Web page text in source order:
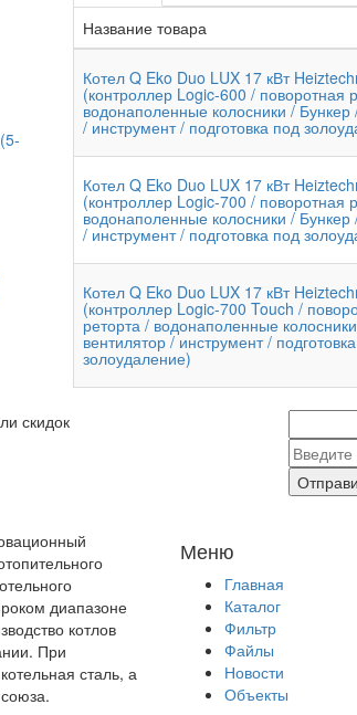
Название товара
Котел Q Eko Duo LUX 17 кВт
(контроллер Logic-600 / поворотная
водонаполенные колосники / Бункер
/ инструмент / подготовка под
Котел Q Eko Duo LUX 17 кВт
(контроллер Logic-700 / поворотная
водонаполенные колосники / Бункер
/ инструмент / подготовка под
Котел Q Eko Duo LUX 17 кВт
(контроллер Logic-700 Touch /
реторта / водонаполенные
вентилятор / инструмент /
золоудаление)
скидок
диапазоне
котлов
При
сталь, а
Меню
Главная
Каталог
Фильтр
Файлы
Новости
Объекты